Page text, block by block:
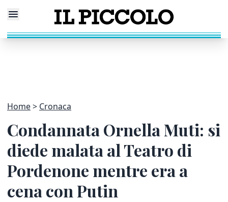
Home Cronaca
Condannata Ornella Muti: si
diede malata al Teatro di
Pordenone mentre era a
cena con Putin